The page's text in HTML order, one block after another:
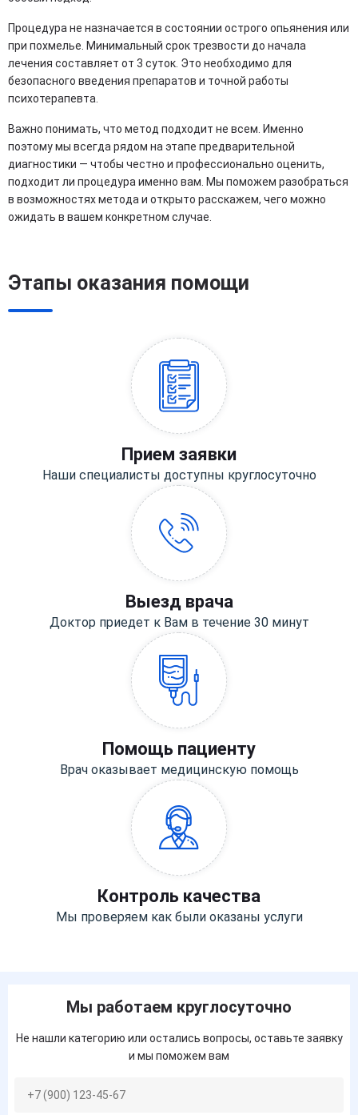
Процедура не назначается в состоянии острого опьянения или
при похмелье. Минимальный срок трезвости до начала
лечения составляет от 3 суток. Это необходимо для
безопасного введения препаратов и точной работы
психотерапевта.
Важно понимать, что метод подходит не всем. Именно
поэтому мы всегда рядом на этапе предварительной
диагностики — чтобы честно и профессионально оценить,
подходит ли процедура именно вам. Мы поможем разобраться
в возможностях метода и открыто расскажем, чего можно
ожидать в вашем конкретном случае.
Этапы оказания помощи
Прием заявки
Наши специалисты доступны круглосуточно
Выезд врача
Доктор приедет к Вам в течение 30 минут
Помощь пациенту
Врач оказывает медицинскую помощь
Контроль качества
Мы проверяем как были оказаны услуги
Мы работаем круглосуточно
Не нашли категорию или остались вопросы, оставьте заявку
и мы поможем вам